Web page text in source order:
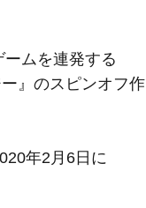
ムを連発する
』のスピンオフ作
年2月6日に